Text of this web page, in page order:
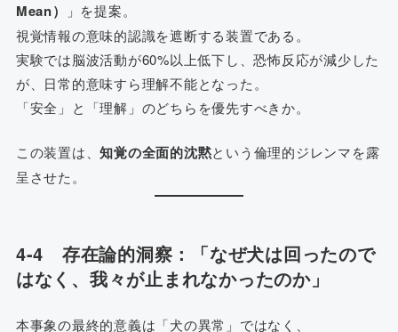
Mean）
」を提案。
視覚情報の意味的認識を遮断する装置である。
実験では脳波活動が60%以上低下し、恐怖反応が減少した
が、日常的意味すら理解不能となった。
「安全」と「理解」のどちらを優先すべきか。
この装置は、知覚の全面的沈黙という倫理的ジレンマを露
呈させた。
4-4 存在論的洞察：「なぜ犬は回ったので
はなく、我々が止まれなかったのか」
本事象の最終的意義は「犬の異常」ではなく、